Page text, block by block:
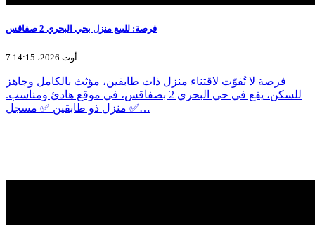
فرصة: للبيع منزل بحي البحري 2 صفاقس
7 أوت 2026، 14:15
فرصة لا تُفوّت لاقتناء منزل ذات طابقين، مؤثث بالكامل وجاهز
للسكن، يقع في حي البحري 2 بصفاقس، في موقع هادئ ومناسب.
✅ منزل ذو طابقين ✅ مسجل…